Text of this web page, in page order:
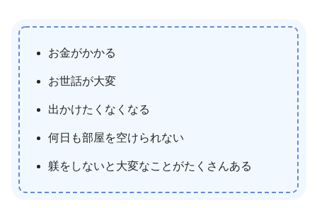
お金がかかる
お世話が大変
出かけたくなくなる
何日も部屋を空けられない
躾をしないと大変なことがたくさんある